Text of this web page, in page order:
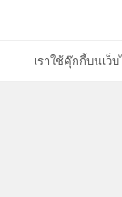
เราใช้คุ๊กกี้บนเว็